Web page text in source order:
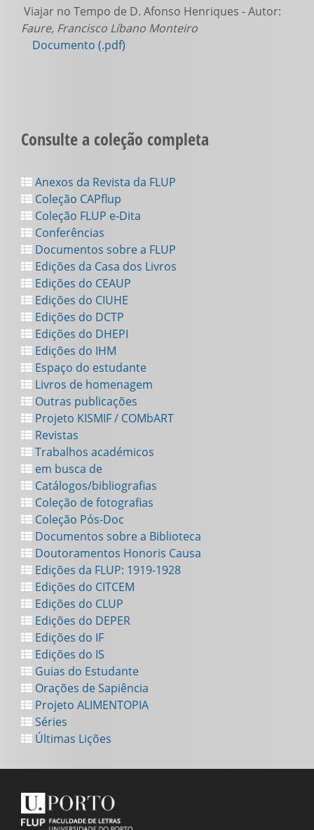
Viajar no Tempo de D. Afonso Henriques - Autor:
Faure, Francisco Líbano Monteiro
Documento (.pdf)
Consulte a coleção completa
Anexos da Revista da FLUP
Coleção CAPflup
Coleção FLUP e-Dita
Conferências
Documentos sobre a FLUP
Edições da Casa dos Livros
Edições do CEAUP
Edições do CIUHE
Edições do DCTP
Edições do DHEPI
Edições do IHM
Espaço do estudante
Livros de homenagem
Outras publicações
Projeto KISMIF / COMbART
Revistas
Trabalhos académicos
em busca de
Catálogos/bibliografias
Coleção de fotografias
Coleção Pós-Doc
Documentos sobre a Biblioteca
Doutoramentos Honoris Causa
Edições da FLUP: 1919-1928
Edições do CITCEM
Edições do CLUP
Edições do DEPER
Edições do IF
Edições do IS
Guias do Estudante
Orações de Sapiência
Projeto ALIMENTOPIA
Séries
Últimas Lições